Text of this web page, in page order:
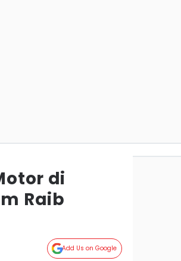
di
Raib
Add Us on Google